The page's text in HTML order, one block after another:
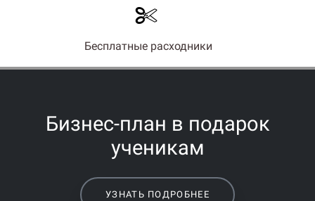
Бесплатные расходники
Бизнес-план в подарок
ученикам
УЗНАТЬ ПОДРОБНЕЕ